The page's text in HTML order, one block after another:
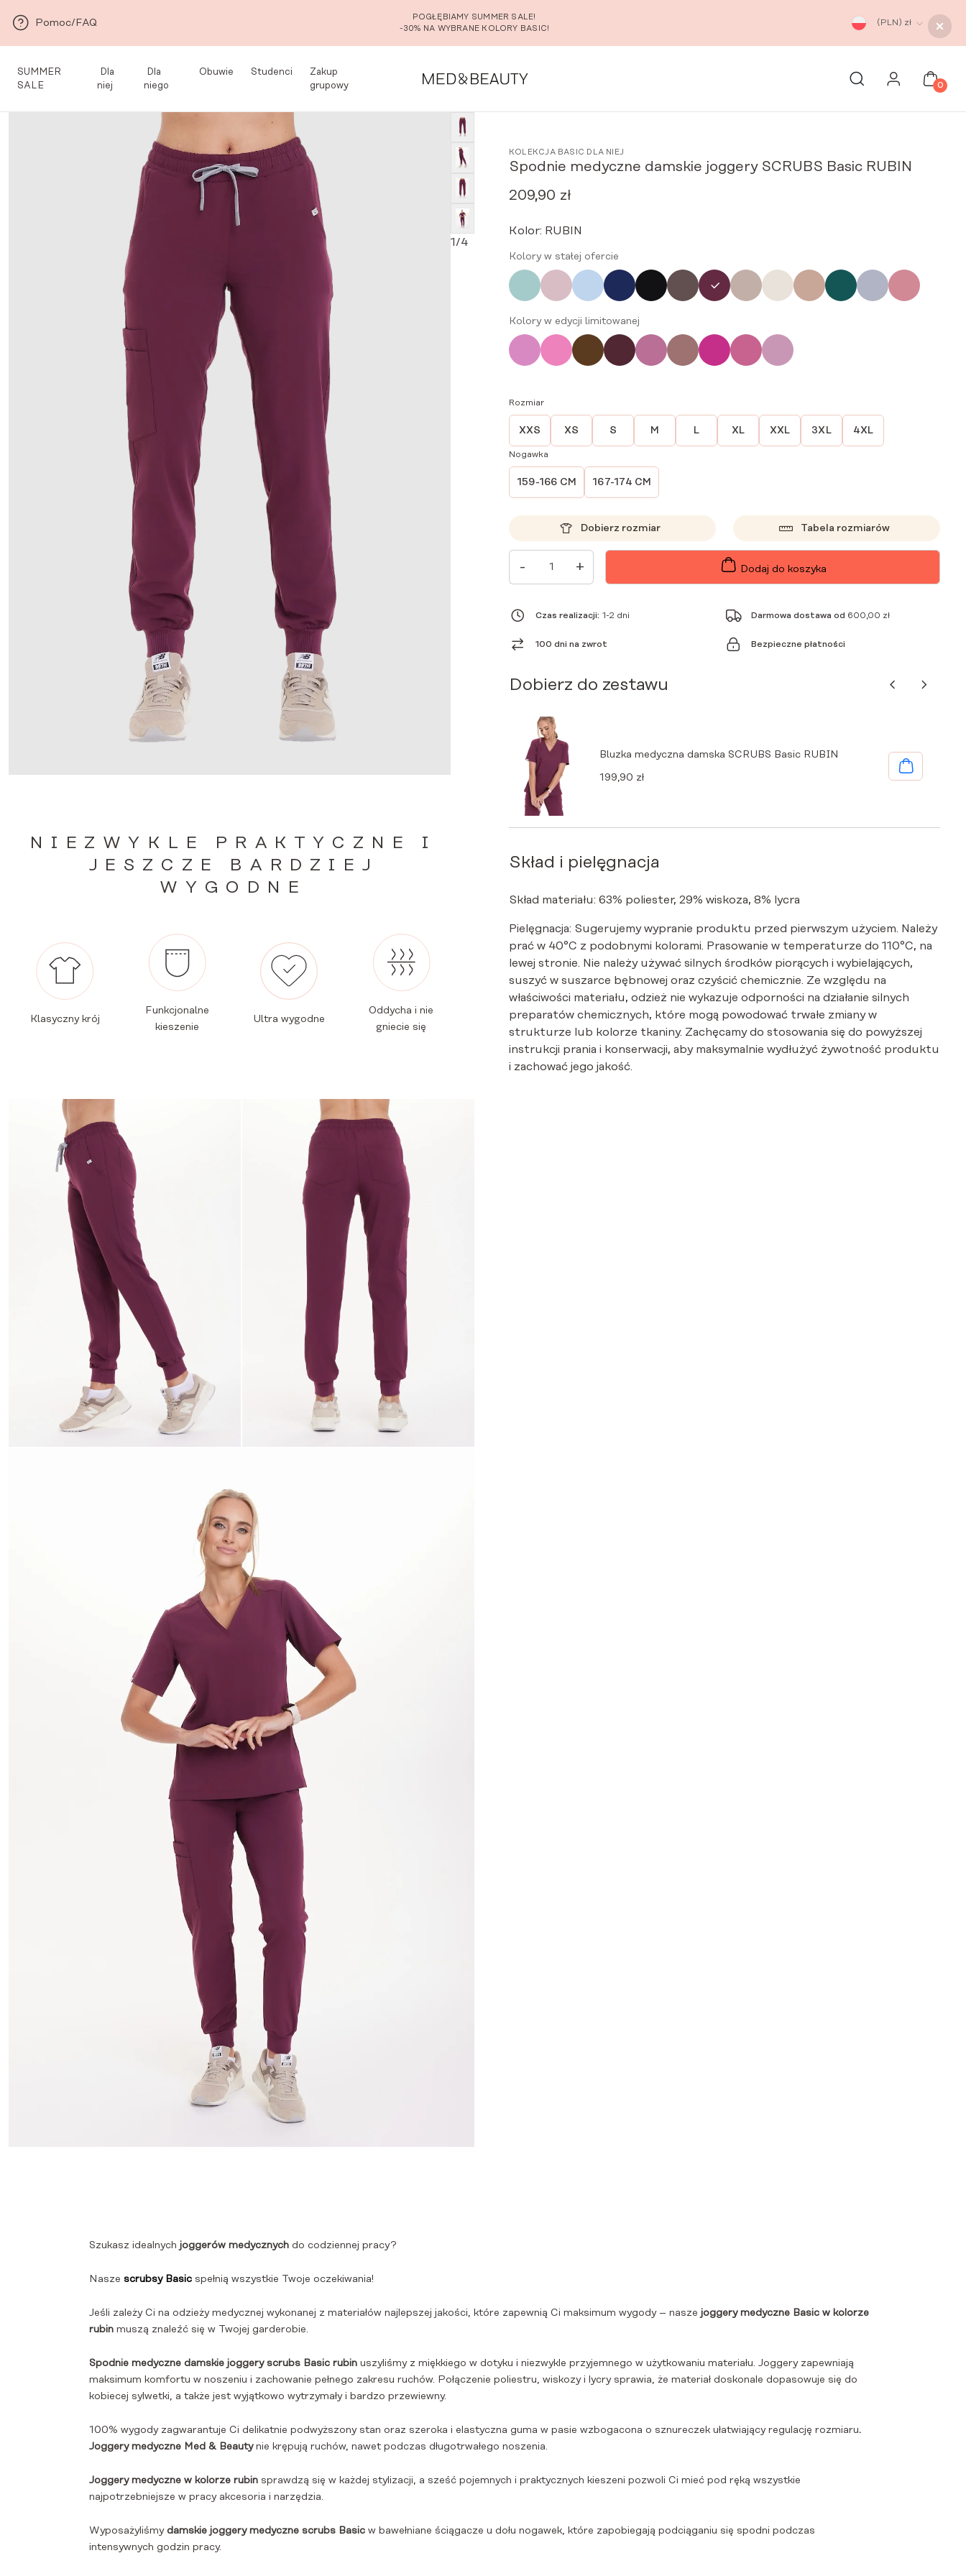
Pomoc/FAQ
POGŁĘBIAMY SUMMER SALE!
-30% NA WYBRANE KOLORY BASIC!
(PLN) zł
SUMMER
SALE
Dla
niej
Dla
niego
Obuwie Studenci
Zakup
grupowy
0
Kolekcja Basic dla
Spodnie medyczne damskie joggery SCRUBS Basic
1/4
NIEZWYKLE PRAKTYCZNE I
JESZCZE BARDZIEJ
WYGODNE
Klasyczny krój
Funkcjonalne
kieszenie
Ultra wygodne
Oddycha i nie
gniecie się
KOLEKCJA BASIC DLA NIEJ
Spodnie medyczne damskie joggery SCRUBS Basic RUBIN
209,90 zł
Kolor: RUBIN
Kolory w stałej ofercie
Kolory w edycji limitowanej
Rozmiar
XXS XS S M L XL XXL 3XL 4XL
Nogawka
159-166 CM 167-174 CM
Dobierz rozmiar Tabela rozmiarów
-
ILOŚĆ
SPODNIE
SCRUBS
BASIC
+ Dodaj do koszyka
Czas realizacji: 1-2 dni Darmowa dostawa od 600,00 zł
100 dni na zwrot Bezpieczne płatności
Dobierz do zestawu
Bluzka medyczna damska SCRUBS Basic RUBIN
199,90 zł
Skład i pielęgnacja
Skład materiału: 63% poliester, 29% wiskoza, 8% lycra
Pielęgnacja: Sugerujemy wypranie produktu przed pierwszym użyciem. Należy
prać w 40°C z podobnymi kolorami. Prasowanie w temperaturze do 110°C, na
lewej stronie. Nie należy używać silnych środków piorących i wybielających,
suszyć w suszarce bębnowej oraz czyścić chemicznie. Ze względu na
właściwości materiału, odzież nie wykazuje odporności na działanie silnych
preparatów chemicznych, które mogą powodować trwałe zmiany w
strukturze lub kolorze tkaniny. Zachęcamy do stosowania się do powyższej
instrukcji prania i konserwacji, aby maksymalnie wydłużyć żywotność produktu
i zachować jego jakość.
Szukasz idealnych joggerów medycznych do codziennej pracy?
Nasze scrubsy Basic spełnią wszystkie Twoje oczekiwania!
Jeśli zależy Ci na odzieży medycznej wykonanej z materiałów najlepszej jakości, które zapewnią Ci maksimum wygody – nasze joggery medyczne Basic w kolorze
rubin muszą znaleźć się w Twojej garderobie.
Spodnie medyczne damskie joggery scrubs Basic rubin uszyliśmy z miękkiego w dotyku i niezwykle przyjemnego w użytkowaniu materiału. Joggery zapewniają
maksimum komfortu w noszeniu i zachowanie pełnego zakresu ruchów. Połączenie poliestru, wiskozy i lycry sprawia, że materiał doskonale dopasowuje się do
kobiecej sylwetki, a także jest wyjątkowo wytrzymały i bardzo przewiewny.
100% wygody zagwarantuje Ci delikatnie podwyższony stan oraz szeroka i elastyczna guma w pasie wzbogacona o sznureczek ułatwiający regulację rozmiaru.
Joggery medyczne Med & Beautynie krępują ruchów, nawet podczas długotrwałego noszenia.
Joggery medyczne w kolorze rubin sprawdzą się w każdej stylizacji, a sześć pojemnych i praktycznych kieszeni pozwoli Ci mieć pod ręką wszystkie
najpotrzebniejsze w pracy akcesoria i narzędzia.
Wyposażyliśmydamskie joggery medyczne scrubs Basic w bawełniane ściągacze u dołu nogawek, które zapobiegają podciąganiu się spodni podczas
intensywnych godzin pracy.